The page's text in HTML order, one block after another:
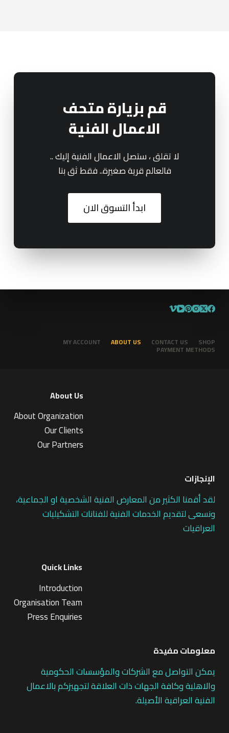
قم بزيارة متحف
الاعمال الفنية
لا تقلق ، ستصل الاعمال الفنية إليك ..
فالعالم قرية صغيرة.. فقط ثق بنا
ابدأ التسوق الان
SHOP
CONTACT US
ABOUT US
MY ACCOUNT
PAYMENT METHODS
About Us
About Organization
Our Clients
Our Partners
الإنجازات
لقد أقمنا الكثير من المعارض الفنية الشخصية او الجماعية،
ونسعى لتقديم الخدمات الفنية للفنانات التشكيليات
العراقيات
Quick Links
Introduction
Organisation Team
Press Enquiries
معلومات مفيدة
يمكن التواصل مع الشركات والمؤسسات الحكومية
والاهلية وكافة الجهات ذات العلاقة لتجهيزكم بالاعمال
الفنية العراقية الأصيلة.